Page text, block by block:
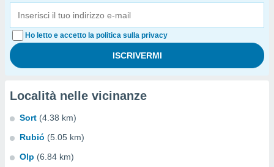
Ho letto e accetto la politica sulla privacy
Località nelle vicinanze
Sort (4.38 km)
Rubió (5.05 km)
Olp (6.84 km)